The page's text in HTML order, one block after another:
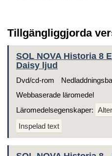
Tillgängliggjorda
SOL NOVA Historia 8
Daisy ljud
Dvd/cd-rom
Webbaserade läromedel
Läromedelsegenskaper:
Inspelad text